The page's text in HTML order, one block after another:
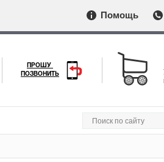
Помощь
ПРОШУ
ПОЗВОНИТЬ